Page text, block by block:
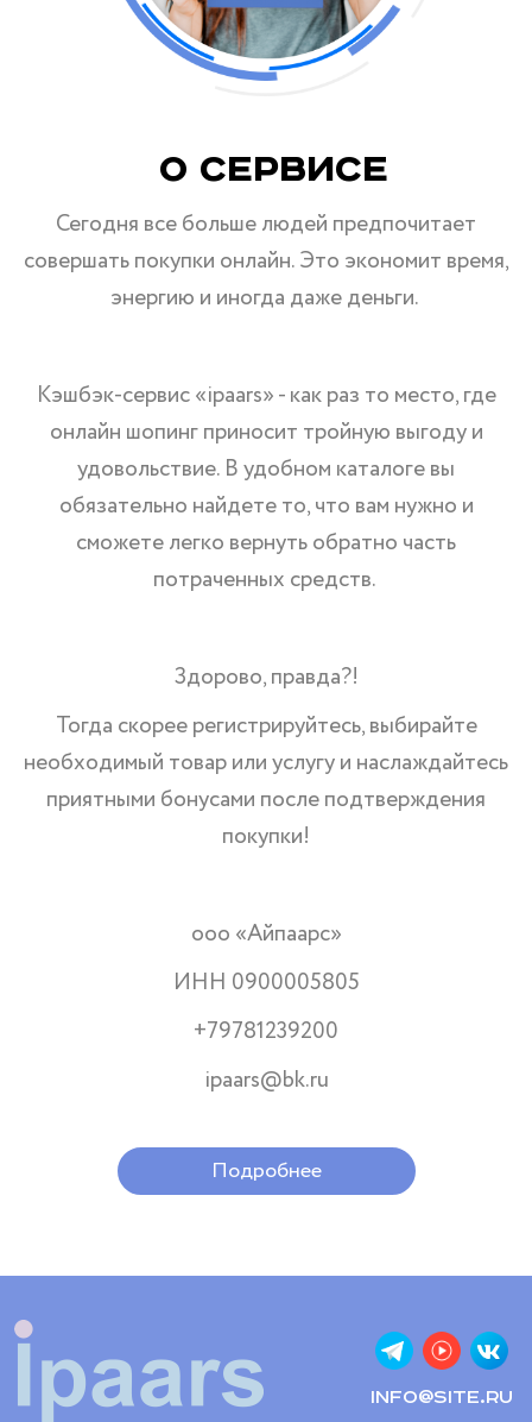
О Сервисе
Сегодня все больше людей предпочитает
совершать покупки онлайн. Это экономит время,
энергию и иногда даже деньги.
Кэшбэк-сервис «ipaars» - как раз то место, где
онлайн шопинг приносит тройную выгоду и
удовольствие. В удобном каталоге вы
обязательно найдете то, что вам нужно и
сможете легко вернуть обратно часть
потраченных средств.
Здорово, правда?!
Тогда скорее регистрируйтесь, выбирайте
необходимый товар или услугу и наслаждайтесь
приятными бонусами после подтверждения
покупки!
ооо «Айпаарс»
ИНН 0900005805
+79781239200
ipaars@bk.ru
Подробнее
info@site.ru